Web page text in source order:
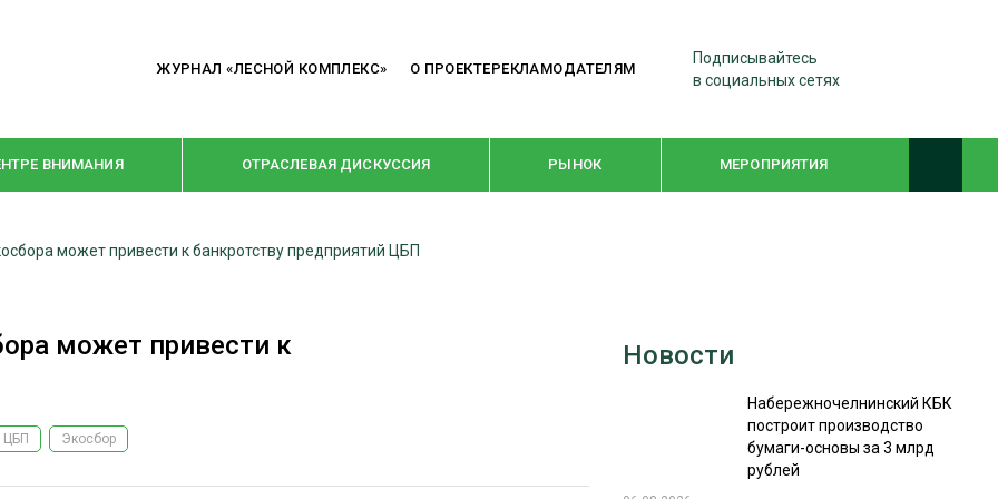
ЖУРНАЛ «ЛЕСНОЙ КОМПЛЕКС» О ПРОЕКТЕРЕКЛАМОДАТЕЛЯМ
Подписывайтесь
в социальных сетях
ВНИМАНИЯ ОТРАСЛЕВАЯ ДИСКУССИЯ РЫНОК МЕРОПРИЯТИЯ
ДОМОСТРОЕНИЕ
РУБРИКИ
КРУПНЫМ ПЛАНОМ WOODEX-2021
СУШКА ДРЕВЕСИНЫ
может привести к банкротству предприятий ЦБП
может привести к
ЦБП Экосбор
Новости
Набережночелнинский КБК
построит производство
бумаги-основы за 3 млрд
рублей